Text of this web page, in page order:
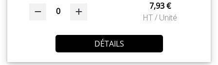
0
7,93 €
HT / Unité
DÉTAILS